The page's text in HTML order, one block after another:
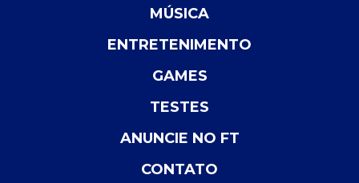
MÚSICA
ENTRETENIMENTO
GAMES
TESTES
ANUNCIE NO FT
CONTATO